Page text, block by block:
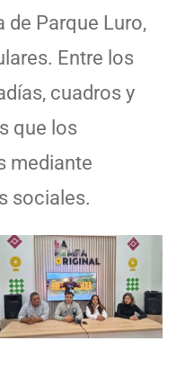
de Parque Luro,
Entre los
cuadros y
que los
mediante
sociales.